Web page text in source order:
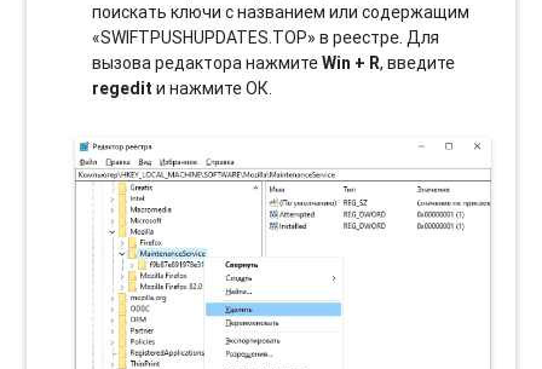
поискать ключи с названием или содержащим
«SWIFTPUSHUPDATES.TOP» в реестре. Для
вызова редактора нажмитеWin + R, введите
regedit и нажмите ОК.